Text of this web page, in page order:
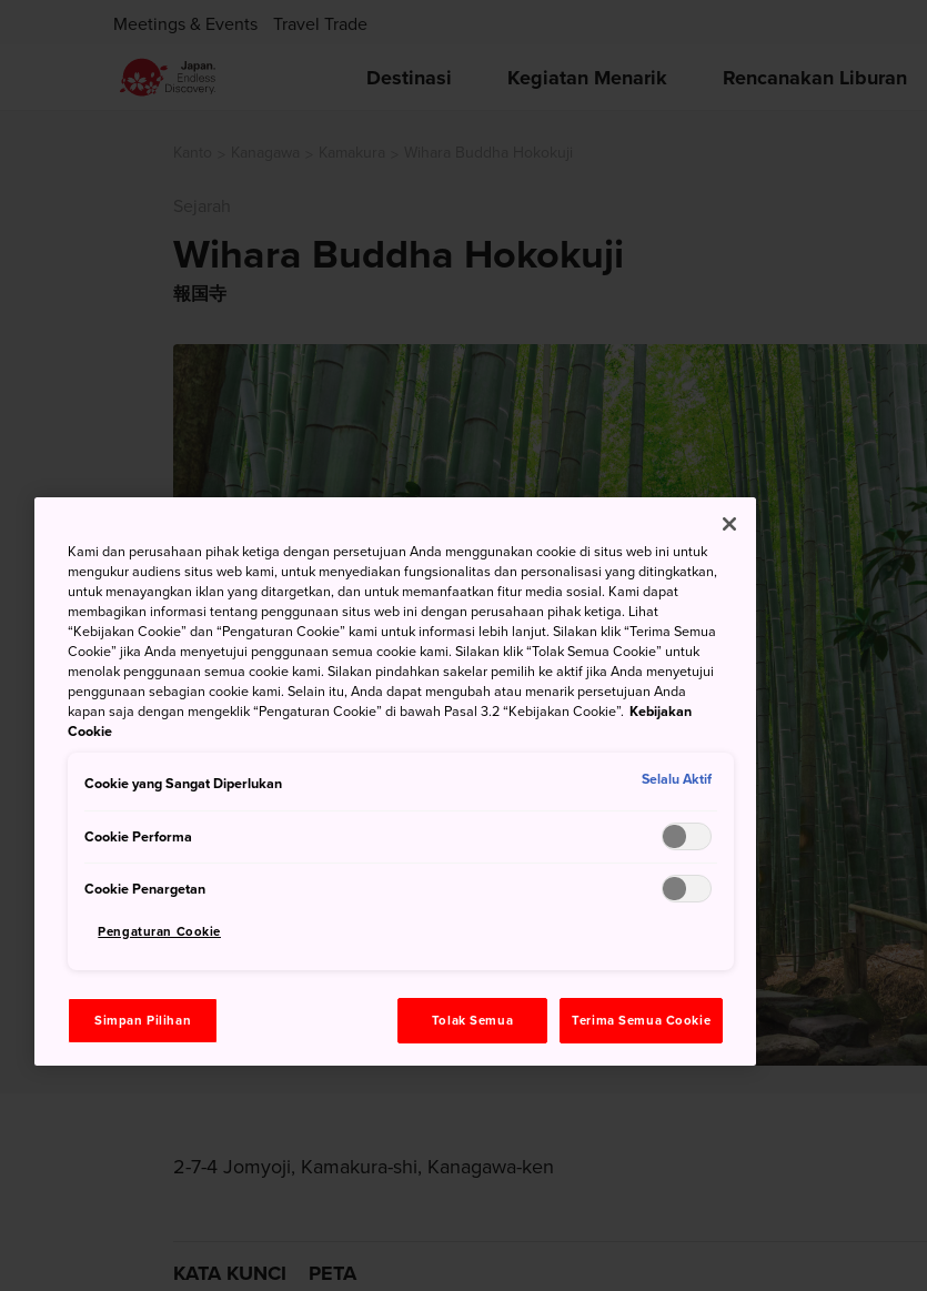
Meetings & Events Travel Trade
Destinasi Kegiatan Menarik Rencanakan Liburan
Wihara Buddha Hokokuji
報国寺
2-7-4 Jomyoji, Kamakura-shi, Kanagawa-ken
KATA KUNCI PETA
Kami dan perusahaan pihak ketiga dengan persetujuan Anda menggunakan cookie di situs web ini untuk
mengukur audiens situs web kami, untuk menyediakan fungsionalitas dan personalisasi yang ditingkatkan,
untuk menayangkan iklan yang ditargetkan, dan untuk memanfaatkan fitur media sosial. Kami dapat
membagikan informasi tentang penggunaan situs web ini dengan perusahaan pihak ketiga. Lihat
“Kebijakan Cookie” dan “Pengaturan Cookie” kami untuk informasi lebih lanjut. Silakan klik “Terima Semua
Cookie” jika Anda menyetujui penggunaan semua cookie kami. Silakan klik “Tolak Semua Cookie” untuk
menolak penggunaan semua cookie kami. Silakan pindahkan sakelar pemilih ke aktif jika Anda menyetujui
penggunaan sebagian cookie kami. Selain itu, Anda dapat mengubah atau menarik persetujuan Anda
kapan saja dengan mengeklik “Pengaturan Cookie” di bawah Pasal 3.2 “Kebijakan Cookie”. Kebijakan
Cookie
Cookie yang Sangat Diperlukan Selalu Aktif
Cookie Performa
Cookie Penargetan
Pengaturan Cookie
Simpan Pilihan Tolak Semua Terima Semua Cookie